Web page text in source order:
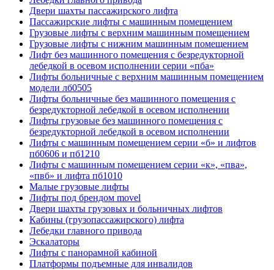
Двери шахты пассажирского лифта
Пассажирские лифты с машинным помещением
Грузовые лифты с верхним машинным помещением
Грузовые лифты с нижним машинным помещением
Лифт без машинного помещения с безредукторной
лебедкой в осевом исполнении серии «пба»
Лифты больничные с верхним машинным помещением
модели лб0505
Лифты больничные без машинного помещения с
безредукторной лебедкой в осевом исполнении
Лифты грузовые без машинного помещения с
безредукторной лебедкой в осевом исполнении
Лифты с машинным помещением серии «б» и лифтов
пб0606 и пб1210
Лифты с машинным помещением серии «к», «пва»,
«пвб» и лифта пб1010
Малые грузовые лифты
Лифты под брендом movel
Двери шахты грузовых и больничных лифтов
Кабины (грузопассажирского) лифта
Лебедки главного привода
Эскалаторы
Лифты с панорамной кабиной
Платформы подъемные для инвалидов